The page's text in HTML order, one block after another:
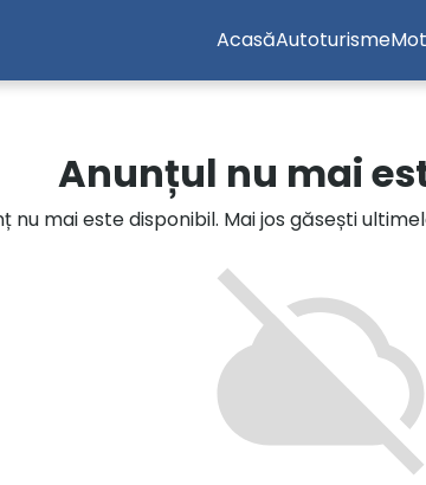
AcasăAutoturisme
Anunțul nu mai
nu mai este disponibil. Mai jos găsești